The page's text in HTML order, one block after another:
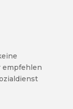
empfehlen